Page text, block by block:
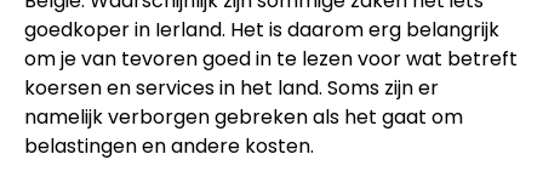
goedkoper in Ierland. Het is daarom erg belangrijk
om je van tevoren goed in te lezen voor wat betreft
koersen en services in het land. Soms zijn er
namelijk verborgen gebreken als het gaat om
belastingen en andere kosten.